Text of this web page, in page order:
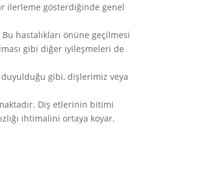
ilerleme gösterdiğinde genel
hastalıkları önüne geçilmesi
gibi diğer iyileşmeleri de
duyulduğu gibi, dişlerimiz veya
Diş etlerinin bitimi
ihtimalini ortaya koyar.